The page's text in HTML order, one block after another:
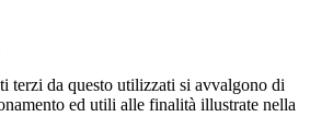
terzi da questo utilizzati si avvalgono di
ed utili alle finalità illustrate nella